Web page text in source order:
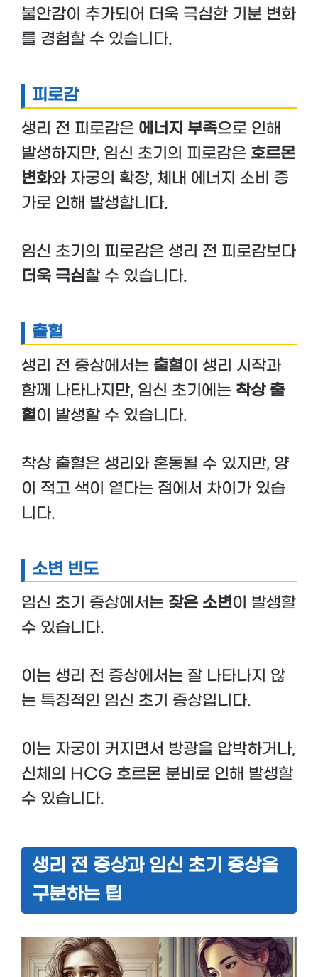
불안감이 추가되어 더욱 극심한 기분 변화
를 경험할 수 있습니다.
피로감
생리 전 피로감은 에너지 부족으로 인해
발생하지만, 임신 초기의 피로감은 호르몬
변화와 자궁의 확장, 체내 에너지 소비 증
가로 인해 발생합니다.
임신 초기의 피로감은 생리 전 피로감보다
더욱 극심할 수 있습니다.
출혈
생리 전 증상에서는 출혈이 생리 시작과
함께 나타나지만, 임신 초기에는 착상 출
혈이 발생할 수 있습니다.
착상 출혈은 생리와 혼동될 수 있지만, 양
이 적고 색이 옅다는 점에서 차이가 있습
니다.
소변 빈도
임신 초기 증상에서는 잦은 소변이 발생할
수 있습니다.
이는 생리 전 증상에서는 잘 나타나지 않
는 특징적인 임신 초기 증상입니다.
이는 자궁이 커지면서 방광을 압박하거나,
신체의 HCG 호르몬 분비로 인해 발생할
수 있습니다.
생리 전 증상과 임신 초기 증상을
구분하는 팁